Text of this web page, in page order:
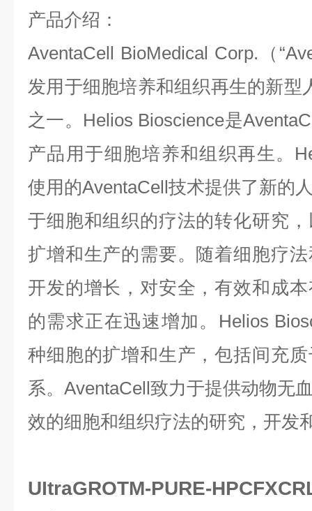
产品介绍：
AventaCell BioMedical Corp.（
发用于细胞培养和组织再生的新型
之一。Helios Bioscience是
产品用于细胞培养和组织再生。
使用的AventaCell技术提供了新的
于细胞和组织的疗法的转化研究
扩增和生产的需要。随着细胞疗
开发的增长，对安全，有效和成
的需求正在迅速增加。Helios
种细胞的扩增和生产，包括间充
系。AventaCell致力于提供动物无
效的细胞和组织疗法的研究，开发
UItraGROTM-PURE-